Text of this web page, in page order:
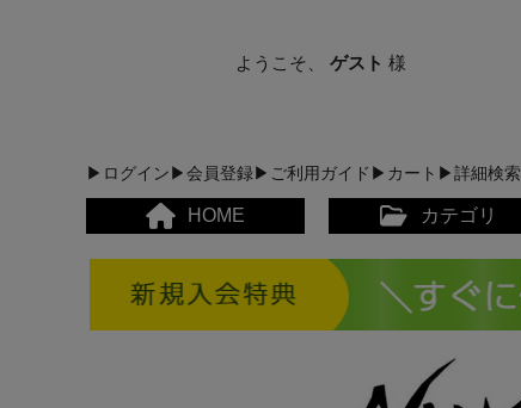
ようこそ、 ゲスト様
▶ログイン▶会員登録▶ご利用ガイド ▶カート ▶詳細検索
HOME カテゴリ